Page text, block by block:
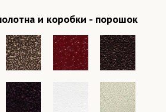
и коробки - порошок